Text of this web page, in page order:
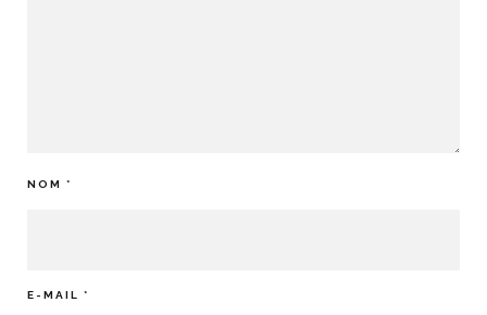
NOM *
E-MAIL *